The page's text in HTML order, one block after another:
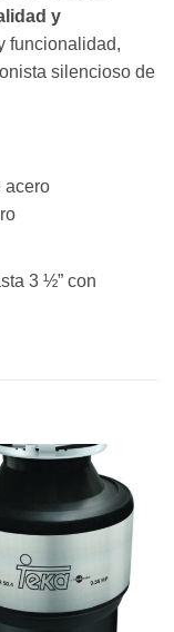
y
funcionalidad,
silencioso de
acero
3 ½” con